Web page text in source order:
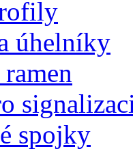
úhelníky
spojky